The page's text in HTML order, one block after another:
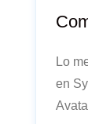
Lo
en